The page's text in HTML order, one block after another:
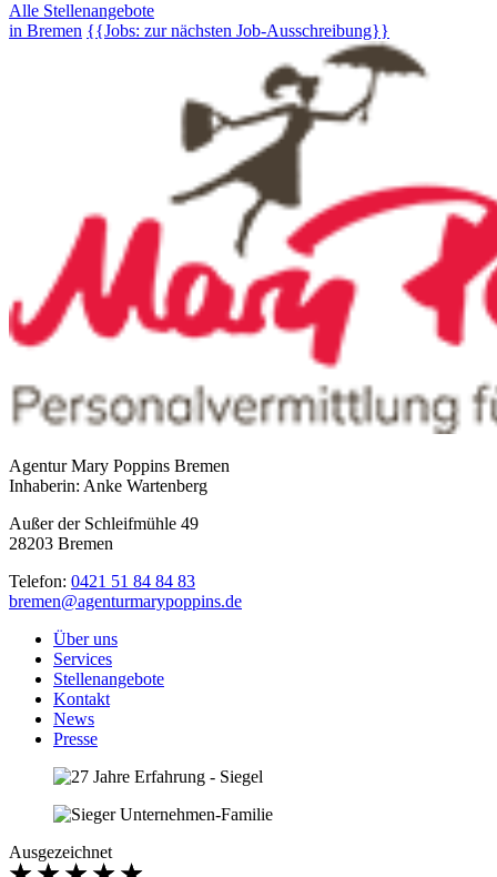
Alle Stellenangebote
in Bremen {{Jobs: zur nächsten Job-Ausschreibung}}
Agentur Mary Poppins Bremen
Inhaberin: Anke Wartenberg
Außer der Schleifmühle 49
28203 Bremen
Telefon: 0421 51 84 84 83
bremen@agenturmarypoppins.de
Über uns
Services
Stellenangebote
Kontakt
News
Presse
Ausgezeichnet